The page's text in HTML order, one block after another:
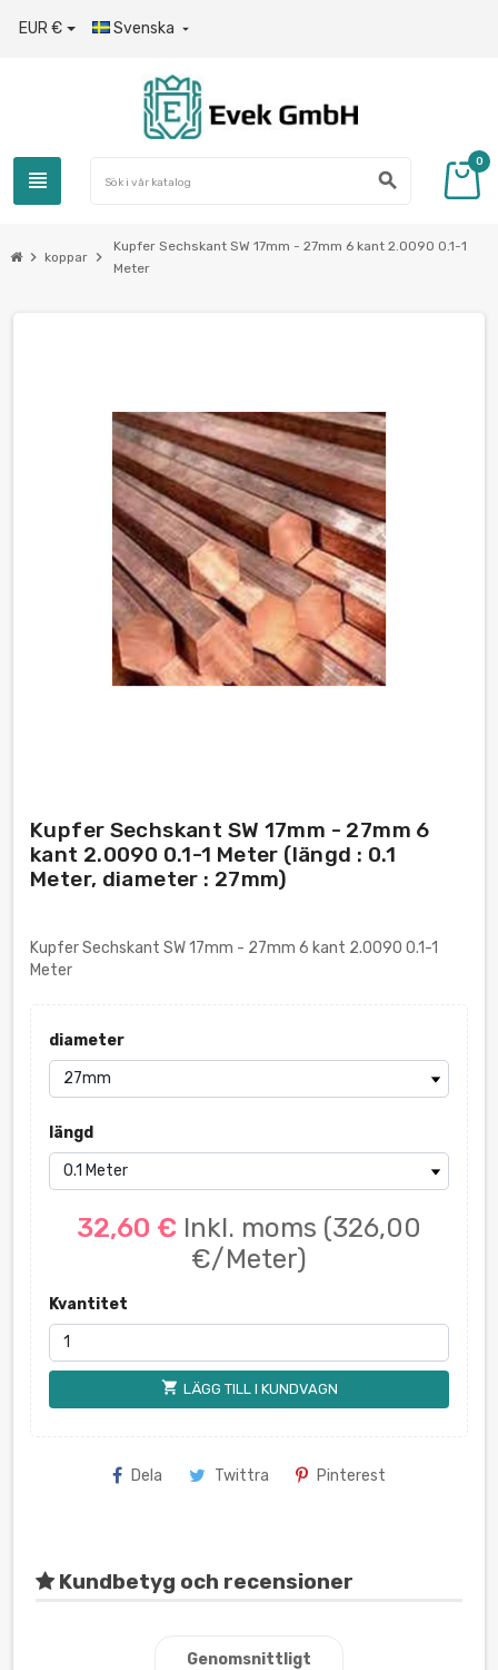
EUR € Svenska 
view_headline search
0
chevron_right koppar chevron_right
Kupfer Sechskant SW 17mm - 27mm 6 kant 2.0090 0.1-1
Meter
Kupfer Sechskant SW 17mm - 27mm 6
kant 2.0090 0.1-1 Meter (längd : 0.1
Meter, diameter : 27mm)
Kupfer Sechskant SW 17mm - 27mm 6 kant 2.0090 0.1-1
Meter
diameter
längd
32,60 € Inkl. moms (326,00
€/Meter)
Kvantitet
shopping_cart LÄGG TILL I KUNDVAGN
Dela Twittra Pinterest
Kundbetyg och recensioner
Genomsnittligt